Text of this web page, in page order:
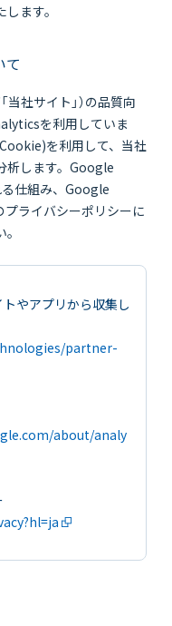
ます。
て
社サイト」）の品質向
を利用していま
を利用して、当社
析します。Google
仕組み、Google
ライバシーポリシーに
やアプリから収集し
partner-
about/analy